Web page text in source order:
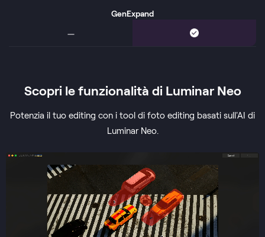
GenExpand
Scopri le funzionalità di Luminar Neo
Potenzia il tuo editing con i tool di foto editing basati sull'AI di
Luminar Neo.